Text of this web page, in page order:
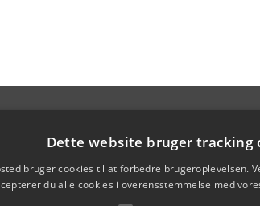
Dette website bruger tracking
bruger cookies til at forbedre brugeroplevelsen.
du alle cookies i overensstemmelse med